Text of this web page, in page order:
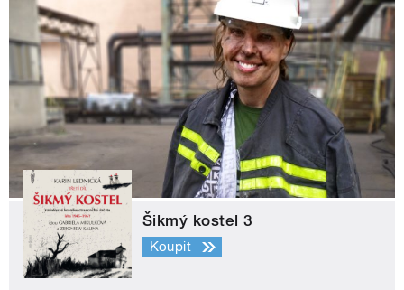
Šikmý kostel 3
Koupit